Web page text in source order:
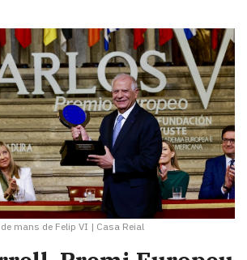
mans de Felip VI | Casa Reial